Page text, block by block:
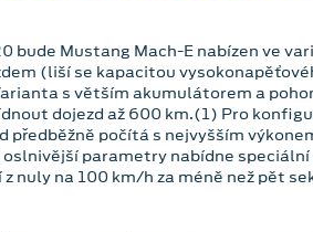
bude Mustang Mach-E nabízen ve
(liší se kapacitou
s větším akumulátorem a
dojezd až 600 km.(1) Pro
předběžně počítá s nejvyšším
parametry nabídne
nuly na 100 km/h za méně než pět